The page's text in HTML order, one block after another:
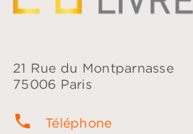
21 Rue du Montparnasse
75006 Paris
phone Téléphone